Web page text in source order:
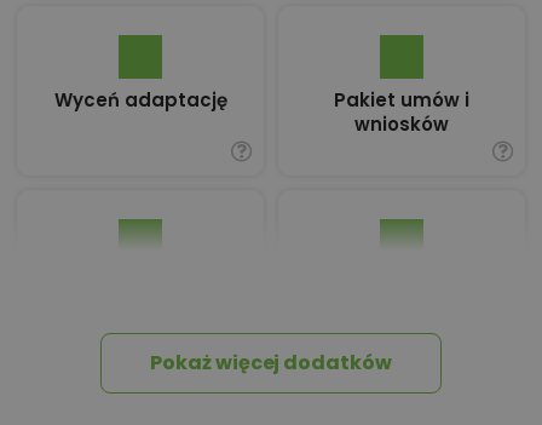
Wyceń adaptację
Pakiet umów i
wniosków
Pokaż więcej dodatków